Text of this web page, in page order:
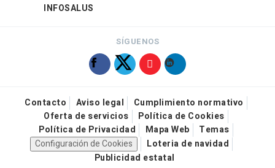
INFOSALUS
SÍGUENOS
Contacto Aviso legal
Cumplimiento normativo
Oferta de servicios
Política de Cookies
Política de Privacidad
Mapa Web
Temas
Configuración de Cookies
Loteria de navidad
Publicidad estatal